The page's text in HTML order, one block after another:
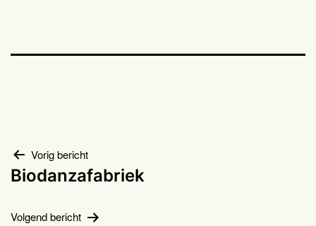
Bericht
Vorig bericht
Biodanzafabriek
Volgend bericht